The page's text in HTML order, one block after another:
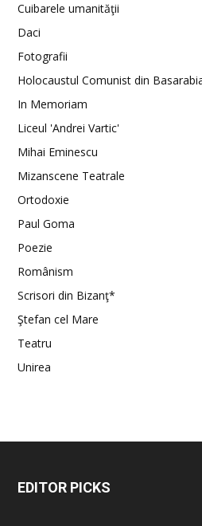
Cuibarele umanităţii
Daci
Fotografii
Holocaustul Comunist din
In Memoriam
Liceul 'Andrei Vartic'
Mihai Eminescu
Mizanscene Teatrale
Ortodoxie
Paul Goma
Poezie
Românism
Scrisori din Bizanţ*
Ştefan cel Mare
Teatru
Unirea
EDITOR PICKS